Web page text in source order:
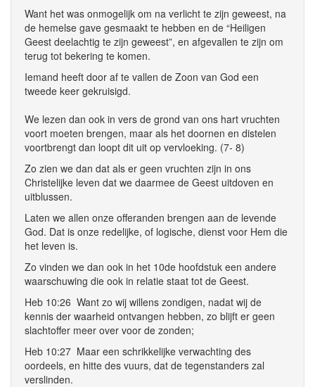
Want het was onmogelijk om na verlicht te zijn geweest, na
de hemelse gave gesmaakt te hebben en de “Heiligen
Geest deelachtig te zijn geweest”, en afgevallen te zijn om
terug tot bekering te komen.
Iemand heeft door af te vallen de Zoon van God een
tweede keer gekruisigd.
We lezen dan ook in vers de grond van ons hart vruchten
voort moeten brengen, maar als het doornen en distelen
voortbrengt dan loopt dit uit op vervloeking. (7- 8)
Zo zien we dan dat als er geen vruchten zijn in ons
Christelijke leven dat we daarmee de Geest uitdoven en
uitblussen.
Laten we allen onze offeranden brengen aan de levende
God. Dat is onze redelijke, of logische, dienst voor Hem die
het leven is.
Zo vinden we dan ook in het 10de hoofdstuk een andere
waarschuwing die ook in relatie staat tot de Geest.
Heb 10:26 Want zo wij willens zondigen, nadat wij de
kennis der waarheid ontvangen hebben, zo blijft er geen
slachtoffer meer over voor de zonden;
Heb 10:27 Maar een schrikkelijke verwachting des
oordeels, en hitte des vuurs, dat de tegenstanders zal
verslinden.